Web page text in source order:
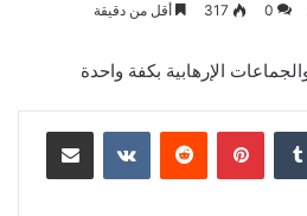
0
317 أقل من دقيقة
بينتيريست